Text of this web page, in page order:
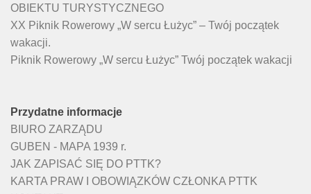
OBIEKTU TURYSTYCZNEGO
XX Piknik Rowerowy „W sercu Łużyc” – Twój początek
wakacji.
Piknik Rowerowy „W sercu Łużyc” Twój początek wakacji
Przydatne informacje
BIURO ZARZĄDU
GUBEN - MAPA 1939 r.
JAK ZAPISAĆ SIĘ DO PTTK?
KARTA PRAW I OBOWIĄZKÓW CZŁONKA PTTK